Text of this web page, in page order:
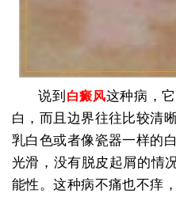
说到 白癜风这种病，
白，而且边界往往比较清
乳白色或者像瓷器一样的
光滑，没有脱皮起屑的情
能性。这种病不痛也不痒